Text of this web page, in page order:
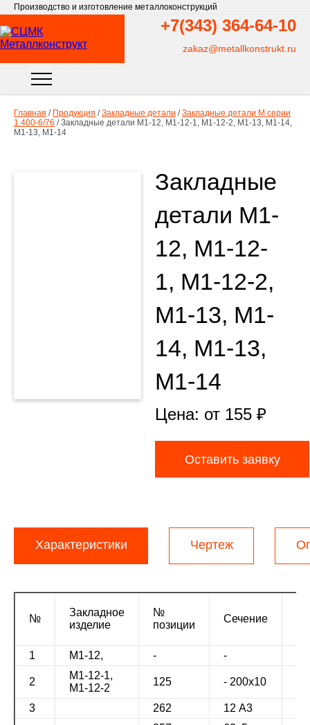
Производство и изготовление металлоконструкций
+7(343) 364-64-10
zakaz@metallkonstrukt.ru
Главная / Продукция / Закладные детали / Закладные детали М серии
1.400-6/76 / Закладные детали М1-12, М1-12-1, М1-12-2, М1-13, М1-14,
М1-13, М1-14
Закладные
детали М1-
12, М1-12-
1, М1-12-2,
М1-13, М1-
14, М1-13,
М1-14
Цена: от 155 ₽
Оставить заявку
Характеристики Чертеж
№
Закладное
изделие
№
позиции
Сечение
1 М1-12, - -
2
М1-12-1,
М1-12-2
125 - 200х10
3 262 12 А3